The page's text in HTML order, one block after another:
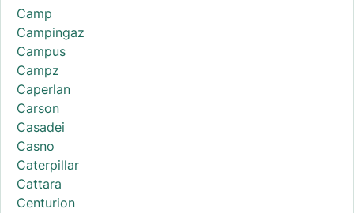
Camp
Campingaz
Campus
Campz
Caperlan
Carson
Casadei
Casno
Caterpillar
Cattara
Centurion